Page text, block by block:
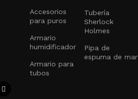
Accesorios
para puros
Armario
humidificador
Armario para
tubos
Tubería
Sherlock
Holmes
Pipa de
espuma de mar